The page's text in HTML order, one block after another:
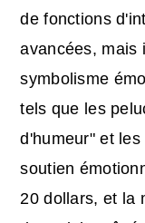
de fonctions
avancées, mais
symbolisme
tels que les
d'humeur" et
soutien
20 dollars, et la